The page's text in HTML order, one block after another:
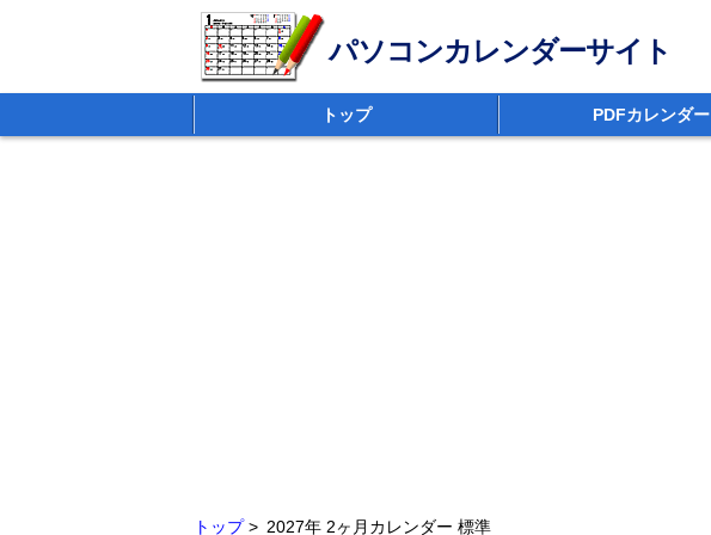
パソコンカレンダーサイト
トップ PDFカレンダー
トップ 2027年 2ヶ月カレンダー 標準